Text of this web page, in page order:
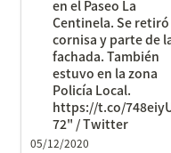
https://t.co/
Twitter
en el Paseo La
Centinela. Se retiró
cornisa y parte de
fachada. También
estuvo en la zona
Policía Local.
https://t.co/
72" / Twitter
05/12/2020